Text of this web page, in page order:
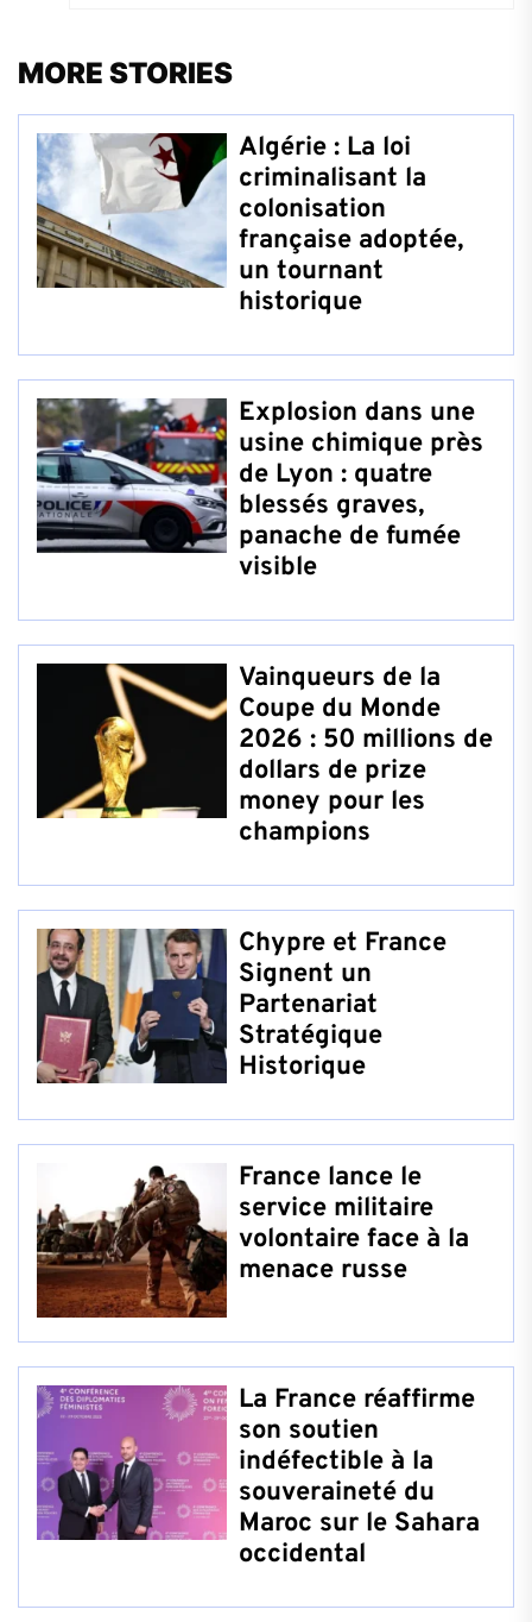
MORE STORIES
Algérie : La loi
criminalisant la
colonisation
française adoptée,
un tournant
historique
Explosion dans une
usine chimique près
de Lyon : quatre
blessés graves,
panache de fumée
visible
Vainqueurs de la
Coupe du Monde
2026 : 50 millions de
dollars de prize
money pour les
champions
Chypre et France
Signent un
Partenariat
Stratégique
Historique
France lance le
service militaire
volontaire face à la
menace russe
La France réaffirme
son soutien
indéfectible à la
souveraineté du
Maroc sur le Sahara
occidental